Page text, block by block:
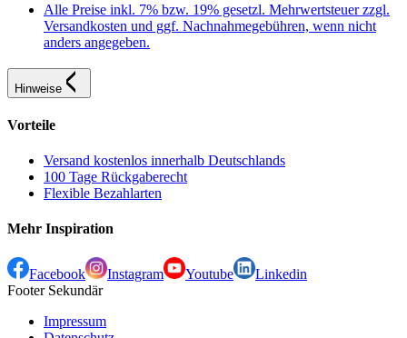
Alle Preise inkl. 7% bzw. 19% gesetzl. Mehrwertsteuer zzgl.
Versandkosten und ggf. Nachnahmegebühren, wenn nicht
anders angegeben.
Hinweise
Vorteile
Versand kostenlos innerhalb Deutschlands
100 Tage Rückgaberecht
Flexible Bezahlarten
Mehr Inspiration
Facebook Instagram Youtube
Linkedin
Footer Sekundär
Impressum